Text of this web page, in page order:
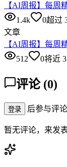
【AI周报】每周
1.4k
0超过
文章
【AI周报】每周
512
0将近
评论 (0)
登录 后参与评论
暂无评论，来发